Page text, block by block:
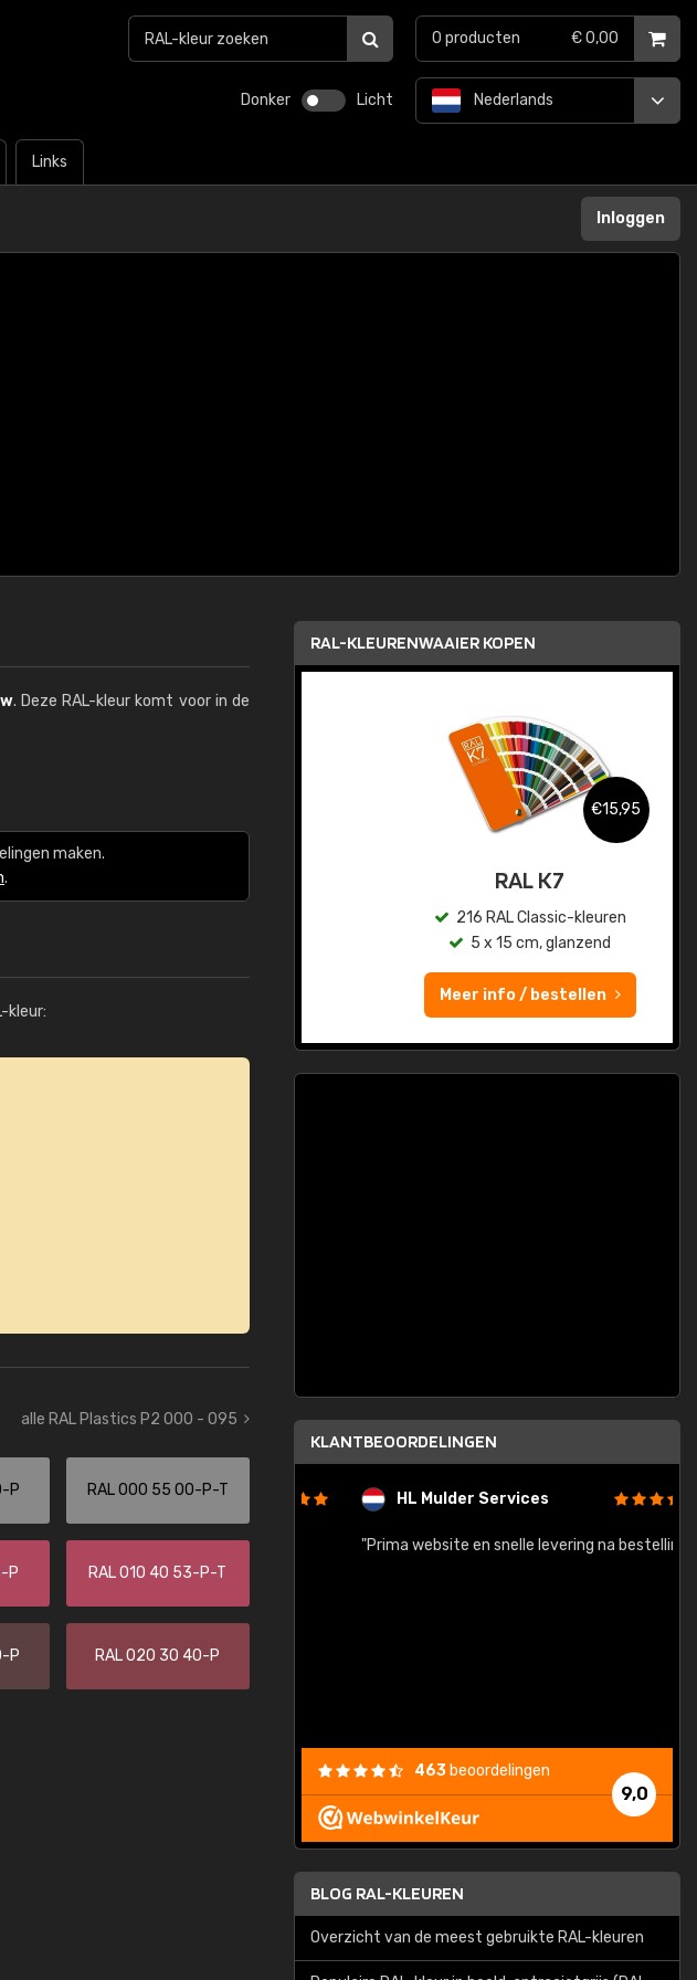
Donker Licht
Links
Nederlands
0 producten € 0,00
Inloggen
. Deze RAL-kleur komt voor in de
maken.
.
kleur:
alle RAL Plastics P2 000 - 095
P RAL 000 55 00-P-T
P RAL 010 40 53-P-T
P RAL 020 30 40-P
RAL-KLEURENWAAIER KOPEN
RAL K7 op waterbasis
€15,95
RAL K7
216 RAL Classic-kleuren
5 x 15 cm, glanzend
Meer info / bestellen
KLANTBEOORDELINGEN
BV
service en zeer betaalbaar!"
HL Mulder Services
"Prima website en snelle levering na bestelling"
9,0
463 beoordelingen
BLOG RAL-KLEUREN
Overzicht van de meest gebruikte RAL-kleuren